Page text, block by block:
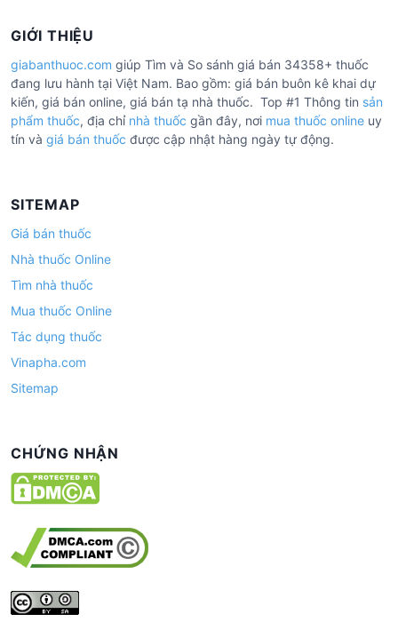
GIỚI THIỆU
giabanthuoc.com giúp Tìm và So sánh giá bán 34358+ thuốc
đang lưu hành tại Việt Nam. Bao gồm: giá bán buôn kê khai dự
kiến, giá bán online, giá bán tạ nhà thuốc. Top #1 Thông tin sản
phẩm thuốc, địa chỉ nhà thuốc gần đây, nơi mua thuốc online uy
tín và giá bán thuốc được cập nhật hàng ngày tự động.
SITEMAP
Giá bán thuốc
Nhà thuốc Online
Tìm nhà thuốc
Mua thuốc Online
Tác dụng thuốc
Vinapha.com
Sitemap
CHỨNG NHẬN